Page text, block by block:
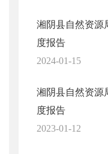
湘阴县自然资源
度报告
2024-01-15
湘阴县自然资源
度报告
2023-01-12